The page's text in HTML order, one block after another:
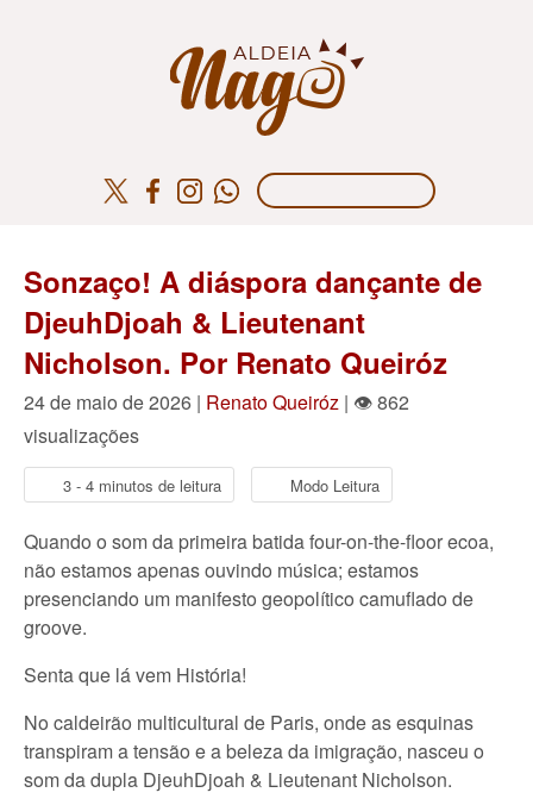
Sonzaço! A diáspora dançante de
DjeuhDjoah & Lieutenant
Nicholson. Por Renato Queiróz
24 de maio de 2026 | Renato Queiróz | 👁 862
visualizações
3 - 4 minutos de leitura Modo Leitura
Quando o som da primeira batida four-on-the-floor ecoa,
não estamos apenas ouvindo música; estamos
presenciando um manifesto geopolítico camuflado de
groove.
Senta que lá vem História!
No caldeirão multicultural de Paris, onde as esquinas
transpiram a tensão e a beleza da imigração, nasceu o
som da dupla DjeuhDjoah & Lieutenant Nicholson.